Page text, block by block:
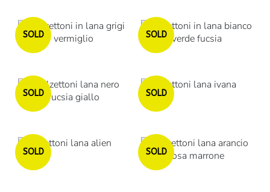
Esaurito
SOLD
Esaurito
SOLD
Esaurito
SOLD
Esaurito
SOLD
Esaurito
SOLD
Esaurito
SOLD